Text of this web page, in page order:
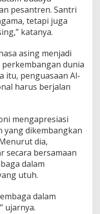
pesantren. Santri
tetapi juga
katanya.
asing menjadi
dunia
itu, penguasaan Al-
harus berjalan
mengapresiasi
yang dikembangkan
dia,
secara bersamaan
dalam
utuh.
dalam
ujarnya.